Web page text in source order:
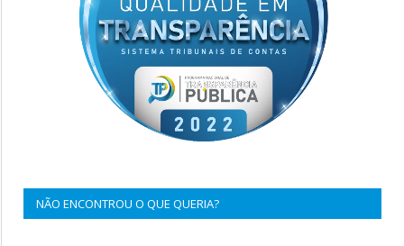
NÃO ENCONTROU O QUE QUERIA?